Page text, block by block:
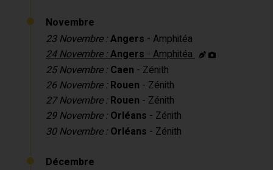
Novembre
23 Novembre :Angers - Amphitéa
24 Novembre :Angers- Amphitéa
25 Novembre : Caen - Zénith
26 Novembre : Rouen - Zénith
27 Novembre : Rouen - Zénith
29 Novembre : Orléans - Zénith
30 Novembre : Orléans - Zénith
Décembre